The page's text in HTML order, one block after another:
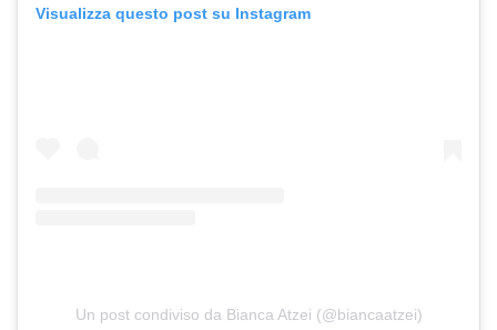
Visualizza questo post su Instagram
Un post condiviso da Bianca Atzei (@biancaatzei)